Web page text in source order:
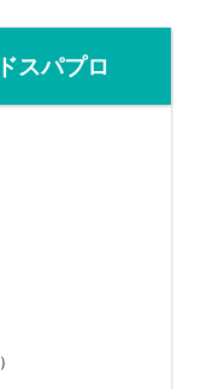
スパプロ